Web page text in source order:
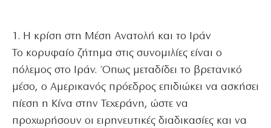
1. Η κρίση στη Μέση Ανατολή και το Ιράν
Το κορυφαίο ζήτημα στις συνομιλίες είναι ο
πόλεμος στο Ιράν. Όπως μεταδίδει το βρετανικό
μέσο, ο Αμερικανός πρόεδρος επιδιώκει να ασκήσει
πίεση η Κίνα στην Τεχεράνη, ώστε να
προχωρήσουν οι ειρηνευτικές διαδικασίες και να